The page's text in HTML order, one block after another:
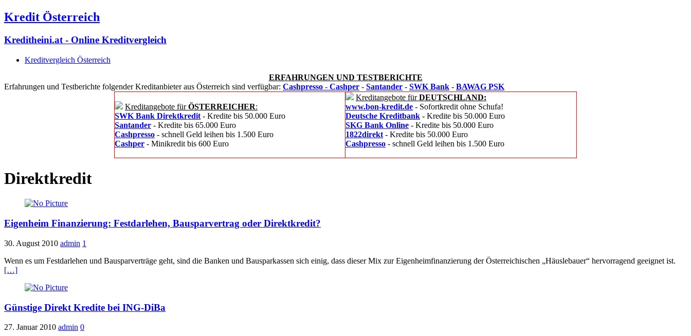
Kredit Österreich
Kreditheini.at - Online Kreditvergleich
Kreditvergleich Österreich
ERFAHRUNGEN UND TESTBERICHTE
Erfahrungen und Testberichte folgender Kreditanbieter aus Österreich sind verfügbar: Cashpresso - Cashper - Santander - SWK Bank - BAWAG PSK
Kreditangebote fürÖSTERREICHER:
SWK Bank Direktkredit - Kredite bis 50.000 Euro
Santander - Kredite bis 65.000 Euro
Cashpresso - schnell Geld leihen bis 1.500 Euro
Cashper - Minikredit bis 600 Euro
Kreditangebote fürDEUTSCHLAND:
www.bon-kredit.de - Sofortkredit ohne Schufa!
Deutsche Kreditbank - Kredite bis 50.000 Euro
SKG Bank Online - Kredite bis 50.000 Euro
1822direkt - Kredite bis 50.000 Euro
Cashpresso - schnell Geld leihen bis 1.500 Euro
Direktkredit
Eigenheim Finanzierung: Festdarlehen, Bausparvertrag oder Direktkredit?
30. August 2010 admin 1
Wenn es um Festdarlehen und Bausparverträge geht, sind die Banken und Bausparkassen sich einig, dass dieser Mix zur Eigenheimfinanzierung der Österreichischen „Häuslebauer“ hervorragend geeignet ist.
[…]
Günstige Direkt Kredite bei ING-DiBa
27. Januar 2010 admin 0